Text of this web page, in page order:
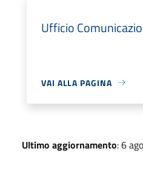
Ufficio
VAI ALLA PAGINA
Ultimo aggiornamento: 6